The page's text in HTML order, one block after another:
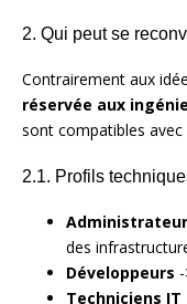
2. Qui peut se
Contrairement aux
réservée aux
sont compatibles avec
2.1. Profils
des
Développeurs
Techniciens IT